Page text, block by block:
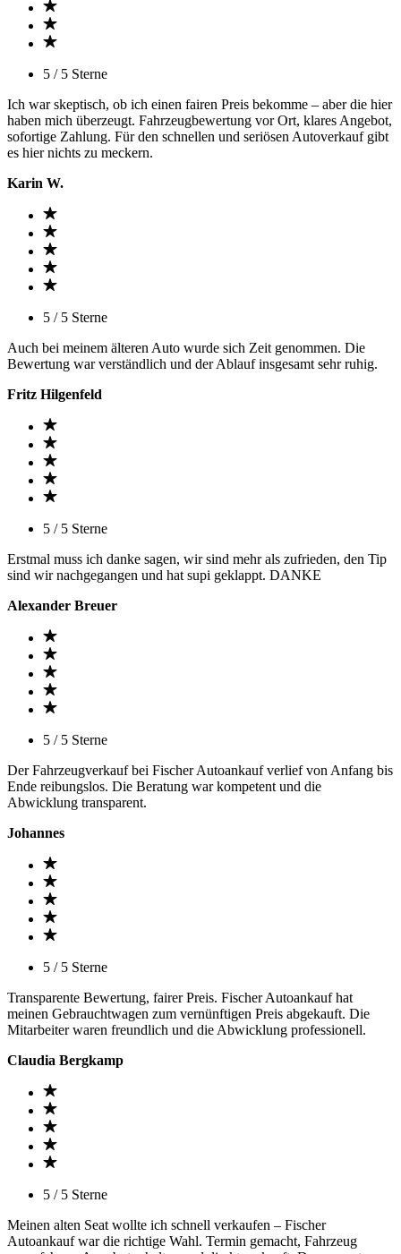
5 / 5 Sterne
Ich war skeptisch, ob ich einen fairen Preis bekomme – aber die hier
haben mich überzeugt. Fahrzeugbewertung vor Ort, klares Angebot,
sofortige Zahlung. Für den schnellen und seriösen Autoverkauf gibt
es hier nichts zu meckern.
Karin W.
5 / 5 Sterne
Auch bei meinem älteren Auto wurde sich Zeit genommen. Die
Bewertung war verständlich und der Ablauf insgesamt sehr ruhig.
Fritz Hilgenfeld
5 / 5 Sterne
Erstmal muss ich danke sagen, wir sind mehr als zufrieden, den Tip
sind wir nachgegangen und hat supi geklappt. DANKE
Alexander Breuer
5 / 5 Sterne
Der Fahrzeugverkauf bei Fischer Autoankauf verlief von Anfang bis
Ende reibungslos. Die Beratung war kompetent und die
Abwicklung transparent.
Johannes
5 / 5 Sterne
Transparente Bewertung, fairer Preis. Fischer Autoankauf hat
meinen Gebrauchtwagen zum vernünftigen Preis abgekauft. Die
Mitarbeiter waren freundlich und die Abwicklung professionell.
Claudia Bergkamp
5 / 5 Sterne
Meinen alten Seat wollte ich schnell verkaufen – Fischer
Autoankauf war die richtige Wahl. Termin gemacht, Fahrzeug